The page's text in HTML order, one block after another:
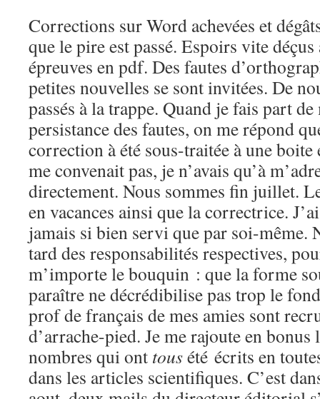
Corrections sur Word achevées et
que le pire est passé. Espoirs vite
épreuves en pdf. Des fautes
petites nouvelles se sont invitées. De
passés à la trappe. Quand je fais part
persistance des fautes, on me répond
correction à été sous-traitée à une
me convenait pas, je n’avais qu’à
directement. Nous sommes fin juillet.
en vacances ainsi que la correctrice.
jamais si bien servi que par soi-même.
tard des responsabilités respectives,
m’importe le bouquin : que la forme
paraître ne décrédibilise pas trop le
prof de français de mes amies sont
d’arrache-pied. Je me rajoute en
nombres qui ont tousété écrits en
dans les articles scientifiques. C’est